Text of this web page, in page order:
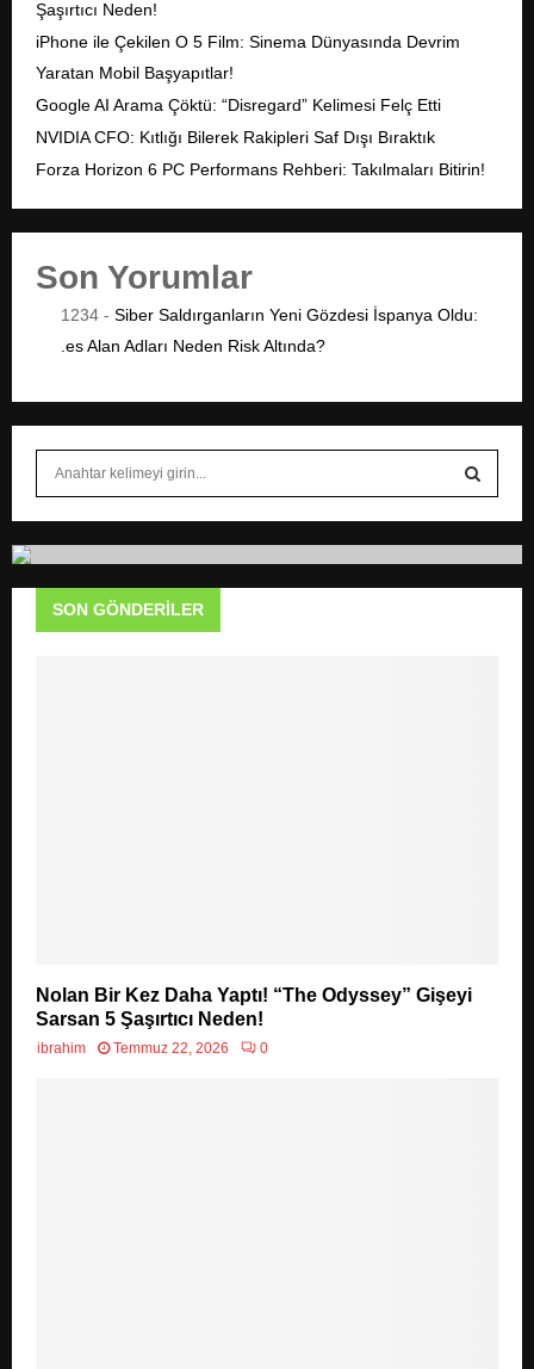
Şaşırtıcı Neden!
iPhone ile Çekilen O 5 Film: Sinema Dünyasında Devrim
Yaratan Mobil Başyapıtlar!
Google AI Arama Çöktü: “Disregard” Kelimesi Felç Etti
NVIDIA CFO: Kıtlığı Bilerek Rakipleri Saf Dışı Bıraktık
Forza Horizon 6 PC Performans Rehberi: Takılmaları Bitirin!
Son Yorumlar
1234 - Siber Saldırganların Yeni Gözdesi İspanya Oldu:
.es Alan Adları Neden Risk Altında?
c
h
o
S
E
SON GÖNDERILER
Nolan Bir Kez Daha Yaptı! “The Odyssey” Gişeyi
Sarsan 5 Şaşırtıcı Neden!
ibrahim Temmuz 22, 2026 0